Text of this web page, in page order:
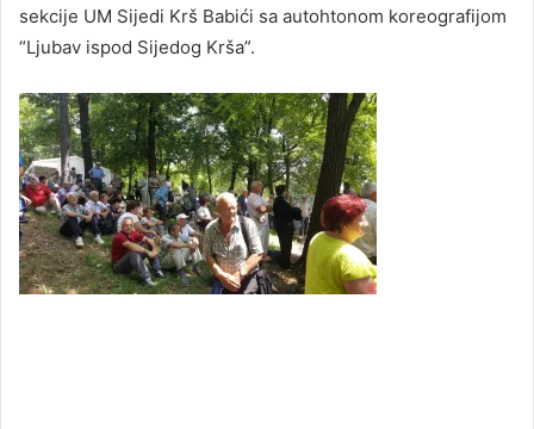
sekcije UM Sijedi Krš Babići sa autohtonom koreografijom
“Ljubav ispod Sijedog Krša”.